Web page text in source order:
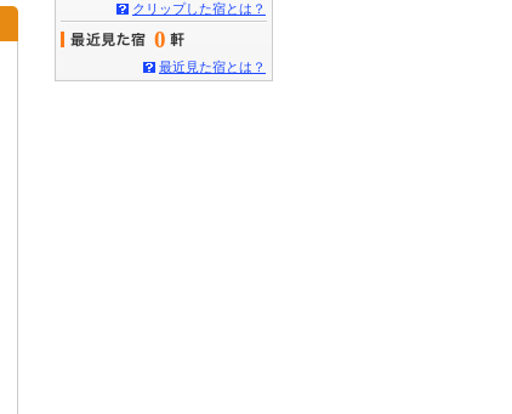
クリップした宿とは？
0
最近見た宿とは？